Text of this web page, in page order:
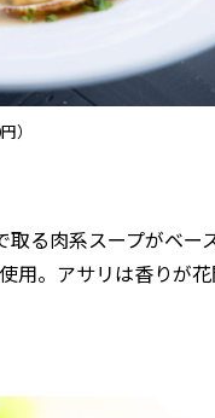
）
る肉系スープがベー
用。アサリは香りが